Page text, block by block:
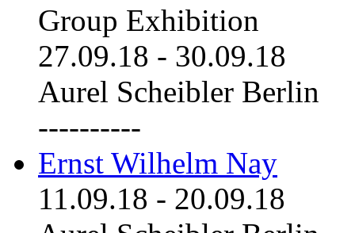
Group Exhibition
27.09.18 - 30.09.18
Aurel Scheibler Berlin
----------
Ernst Wilhelm Nay
11.09.18 - 20.09.18